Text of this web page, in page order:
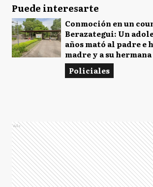
Puede interesarte
Conmoción en un
Berazategui: Un
años mató al padre e
madre y a su hermana
Policiales
Ads